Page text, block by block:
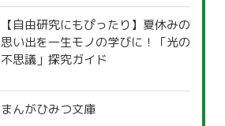
【自由研究にもぴったり】夏休みの
思い出を一生モノの学びに！「光の
不思議」探究ガイド
まんがひみつ文庫